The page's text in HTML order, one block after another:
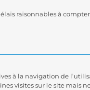
raisonnables à
à la navigation de
visites sur le site mais